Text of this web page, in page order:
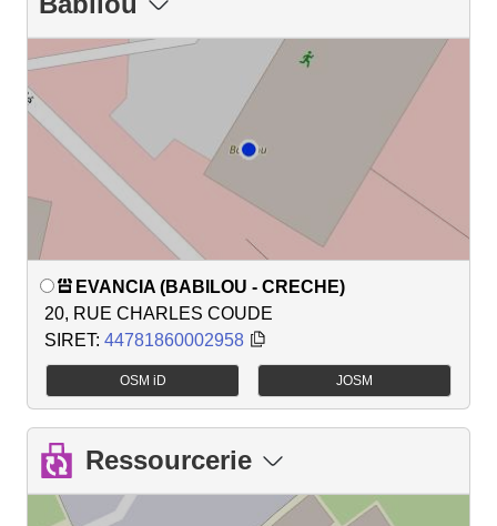
EVANCIA (BABILOU - CRECHE)
20, RUE CHARLES COUDE
SIRET: 44781860002958
OSM iD JOSM
Ressourcerie